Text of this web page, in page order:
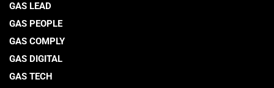
GAS LEAD
GAS PEOPLE
GAS COMPLY
GAS DIGITAL
GAS TECH